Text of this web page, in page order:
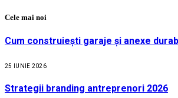
Cele mai noi
Cum construiești garaje și anexe
25 IUNIE 2026
Strategii branding antreprenori 2026